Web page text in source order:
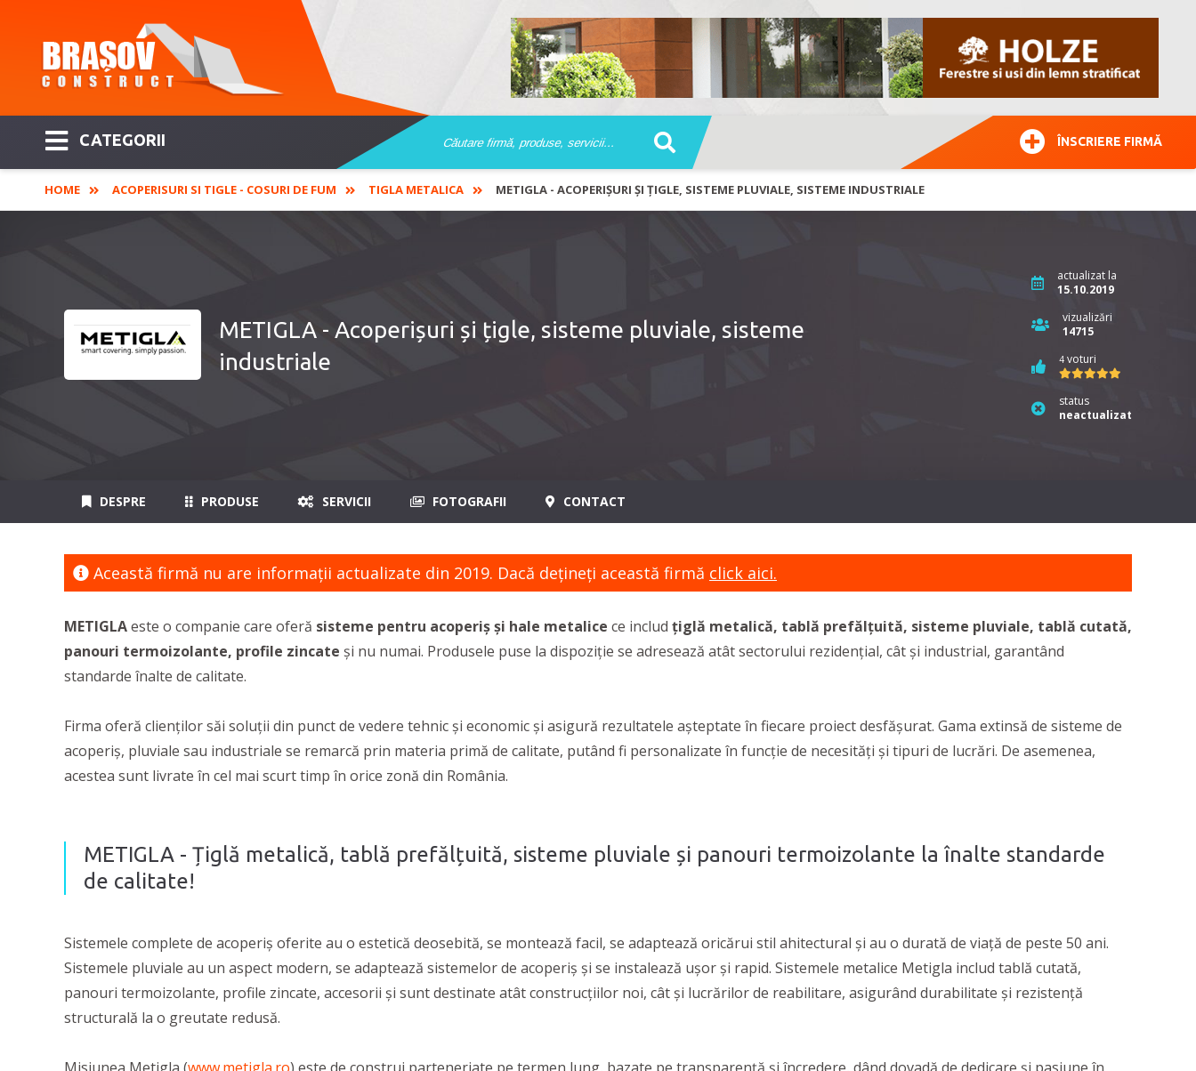
CATEGORII ÎNSCRIERE FIRMĂ
HOME ACOPERISURI SI TIGLE - COSURI DE FUM TIGLA METALICA METIGLA - ACOPERIȘURI ȘI ȚIGLE, SISTEME PLUVIALE, SISTEME INDUSTRIALE
METIGLA - Acoperișuri și țigle, sisteme pluviale, sisteme
industriale
actualizat la
15.10.2019
vizualizări
14715
4 voturi
status
neactualizat
DESPRE PRODUSE SERVICII FOTOGRAFII CONTACT
Această firmă nu are informaţii actualizate din 2019. Dacă dețineți această firmă click aici.
METIGLAeste o companie care oferă sisteme pentru acoperișși hale metalice ce includ țiglă metalică, tablă prefălțuită, sisteme pluviale, tablă cutată,
panouri termoizolante, profile zincate și nu numai. Produsele puse la dispoziție se adresează atât sectorului rezidențial, cât și industrial, garantând
standarde înalte de calitate.
Firma oferă clienților săi soluții din punct de vedere tehnic și economic și asigură rezultatele așteptate în fiecare proiect desfășurat. Gama extinsă de sisteme de
acoperiș, pluviale sau industriale se remarcă prin materia primă de calitate, putând fi personalizate în funcție de necesități și tipuri de lucrări. De asemenea,
acestea sunt livrate în cel mai scurt timp în orice zonă din România.
METIGLA - Țiglă metalică, tablă prefălțuită, sisteme pluviale și panouri termoizolante la înalte standarde
de calitate!
Sistemele complete de acoperiș oferite au o estetică deosebită, se montează facil, se adaptează oricărui stil ahitectural și au o durată de viață de peste 50 ani.
Sistemele pluviale au un aspect modern, se adaptează sistemelor de acoperiș și se instalează ușor și rapid. Sistemele metalice Metigla includ tablă cutată,
panouri termoizolante, profile zincate, accesorii și sunt destinate atât construcțiilor noi, cât și lucrărilor de reabilitare, asigurând durabilitate și rezistență
structurală la o greutate redusă.